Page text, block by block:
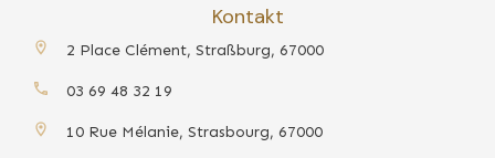
Kontakt
2 Place Clément, Straßburg, 67000
03 69 48 32 19
10 Rue Mélanie, Strasbourg, 67000